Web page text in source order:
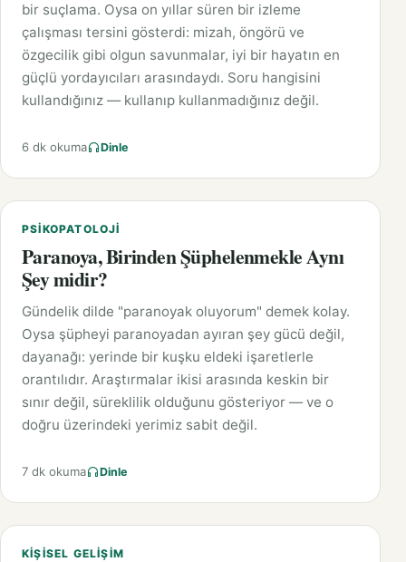
bir suçlama. Oysa on yıllar süren bir izleme
çalışması tersini gösterdi: mizah, öngörü ve
özgecilik gibi olgun savunmalar, iyi bir hayatın en
güçlü yordayıcıları arasındaydı. Soru hangisini
kullandığınız — kullanıp kullanmadığınız değil.
6 dk okuma Dinle
PSIKOPATOLOJI
Paranoya, Birinden Şüphelenmekle Aynı
Şey midir?
Gündelik dilde "paranoyak oluyorum" demek kolay.
Oysa şüpheyi paranoyadan ayıran şey gücü değil,
dayanağı: yerinde bir kuşku eldeki işaretlerle
orantılıdır. Araştırmalar ikisi arasında keskin bir
sınır değil, süreklilik olduğunu gösteriyor — ve o
doğru üzerindeki yerimiz sabit değil.
7 dk okuma Dinle
KIŞISEL GELIŞIM